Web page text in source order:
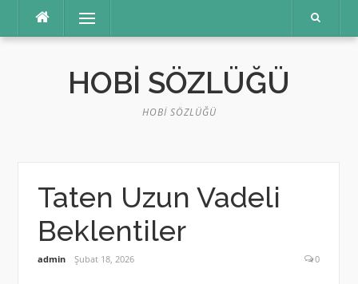
Menü
HOBI SÖZLÜĞÜ
HOBI SÖZLÜĞÜ
Taten Uzun Vadeli
Beklentiler
admin Şubat 18, 2026 0